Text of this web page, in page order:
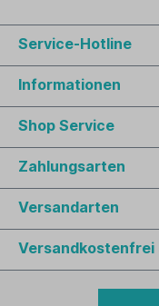
Service-Hotline
Informationen
Shop Service
Zahlungsarten
Versandarten
Versandkostenfrei